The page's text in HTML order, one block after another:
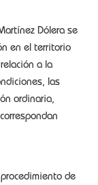
Dólera se
en el territorio
a la
las
ordinaria,
de